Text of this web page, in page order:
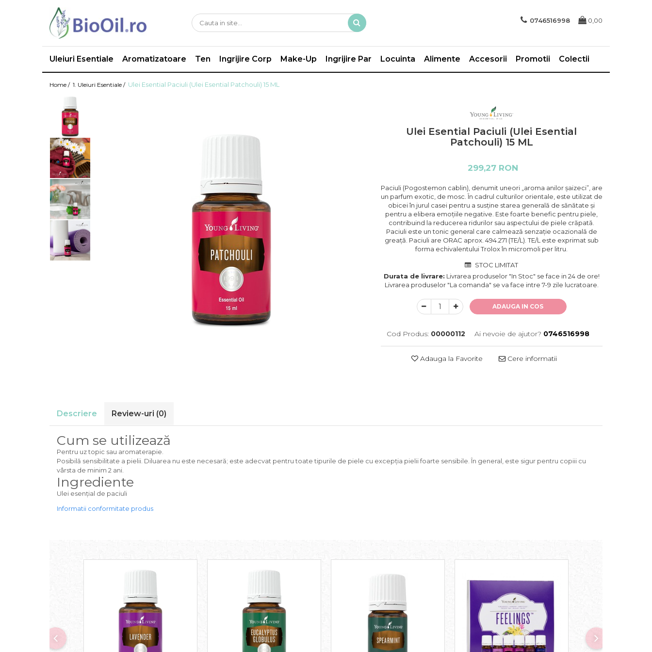
0746516998 0,00
Uleiuri Esentiale Aromatizatoare Ten Ingrijire Corp Make-Up Ingrijire Par Locuinta Alimente Accesorii Promotii Colectii
Home / 1. Uleiuri Esentiale / Ulei Esential Paciuli (Ulei Esential Patchouli) 15 ML
Ulei Esential Paciuli (Ulei Esential
Patchouli) 15 ML
299,27 RON
Paciuli (Pogostemon cablin), denumit uneori „aroma anilor șaizeci”, are
un parfum exotic, de mosc. În cadrul culturilor orientale, este utilizat de
obicei în jurul casei pentru a susține starea generală de sănătate și
pentru a elibera emoțiile negative. Este foarte benefic pentru piele,
contribuind la reducerea ridurilor sau aspectului de piele crăpată.
Paciuli este un tonic general care calmează senzație ocazională de
greață. Paciuli are ORAC aprox. 494.271 (TE/L). TE/L este exprimat sub
forma echivalentului Trolox în micromoli per litru.
STOC LIMITAT
Durata de livrare: Livrarea produselor "In Stoc" se face in 24 de ore!
Livrarea produselor "La comanda" se va face intre 7-9 zile lucratoare.
ADAUGA IN COS
Cod Produs: 00000112 Ai nevoie de ajutor? 0746516998
Adauga la Favorite Cere informatii
Descriere Review-uri (0)
Cum se utilizează
Pentru uz topic sau aromaterapie.
Posibilă sensibilitate a pielii. Diluarea nu este necesară; este adecvat pentru toate tipurile de piele cu excepţia pielii foarte sensibile. În general, este sigur pentru copiii cu
vârsta de minim 2 ani.
Ingrediente
Ulei esențial de paciuli
Informatii conformitate produs